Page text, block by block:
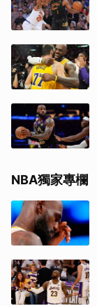
NBA獨家專欄